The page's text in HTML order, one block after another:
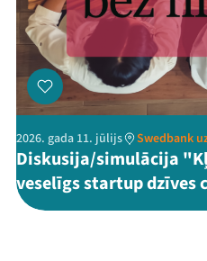
2026. gada 11. jūlijs Swedbank
Diskusija/simulācija
veselīgs startup dzīves